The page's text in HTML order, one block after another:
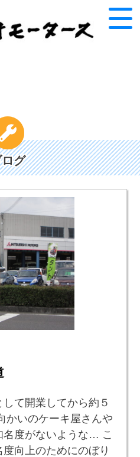
グ
て開業してから約５
かいのケーキ屋さんや
名度がないような… こ
向上のためにのぼり